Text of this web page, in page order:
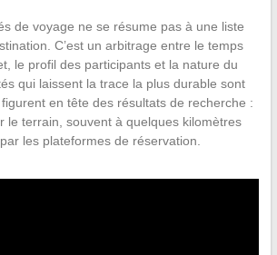
de voyage ne se résume pas à une liste
C’est un arbitrage entre le temps
le profil des participants et la nature du
qui laissent la trace la plus durable sont
en tête des résultats de recherche :
le terrain, souvent à quelques kilomètres
les plateformes de réservation.